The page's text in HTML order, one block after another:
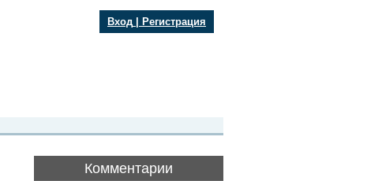
Вход Регистрация
Комментарии